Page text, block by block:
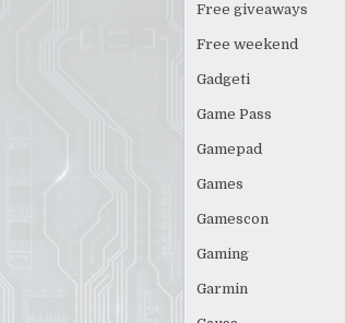
Free giveaways
Free weekend
Gadgeti
Game Pass
Gamepad
Games
Gamescon
Gaming
Garmin